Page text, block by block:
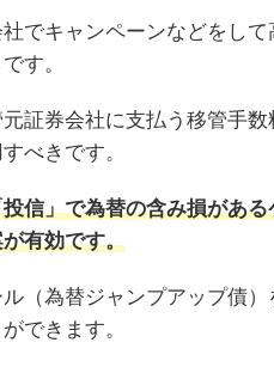
でキャンペーンなどをし
す。
証券会社に支払う移管手
べきです。
信」で為替の含み損があ
有効です。
（為替ジャンプアップ債
できます。